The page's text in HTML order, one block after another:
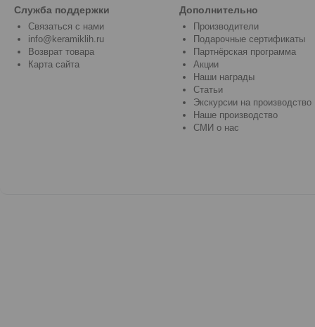
Служба поддержки
Связаться с нами
info@keramiklih.ru
Возврат товара
Карта сайта
Дополнительно
Производители
Подарочные сертификаты
Партнёрская программа
Акции
Наши награды
Статьи
Экскурсии на производство
Наше производство
СМИ о нас